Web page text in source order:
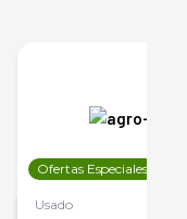
Ofertas Especiales
Usado